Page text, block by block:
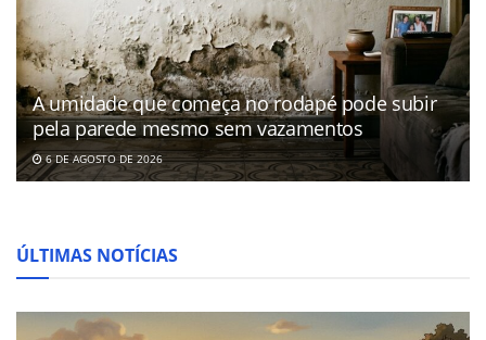
A umidade que começa no rodapé pode subir
pela parede mesmo sem vazamentos
6 DE AGOSTO DE 2026
ÚLTIMAS NOTÍCIAS